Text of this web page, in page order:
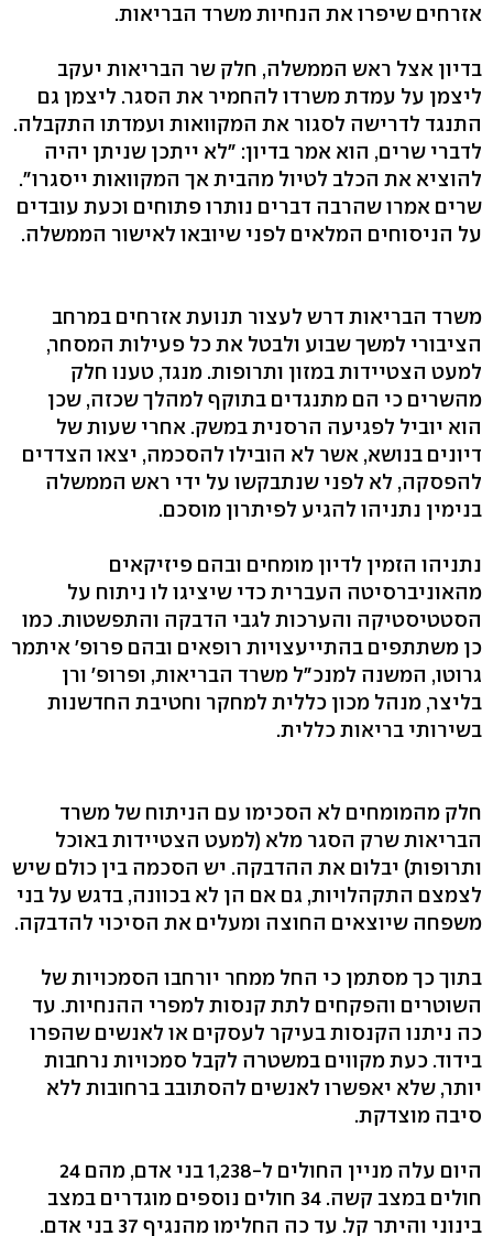
אזרחים שיפרו את הנחיות משרד הבריאות.
בדיון אצל ראש הממשלה, חלק שר הבריאות יעקב
ליצמן על עמדת משרדו להחמיר את הסגר. ליצמן גם
התנגד לדרישה לסגור את המקוואות ועמדתו התקבלה.
לדברי שרים, הוא אמר בדיון: "לא ייתכן שניתן יהיה
להוציא את הכלב לטיול מהבית אך המקוואות ייסגרו".
שרים אמרו שהרבה דברים נותרו פתוחים וכעת עובדים
על הניסוחים המלאים לפני שיובאו לאישור הממשלה.
משרד הבריאות דרש לעצור תנועת אזרחים במרחב
הציבורי למשך שבוע ולבטל את כל פעילות המסחר,
למעט הצטיידות במזון ותרופות. מנגד, טענו חלק
מהשרים כי הם מתנגדים בתוקף למהלך שכזה, שכן
הוא יוביל לפגיעה הרסנית במשק. אחרי שעות של
דיונים בנושא, אשר לא הובילו להסכמה, יצאו הצדדים
להפסקה, לא לפני שנתבקשו על ידי ראש הממשלה
בנימין נתניהו להגיע לפיתרון מוסכם.
נתניהו הזמין לדיון מומחים ובהם פיזיקאים
מהאוניברסיטה העברית כדי שיציגו לו ניתוח על
הסטטיסטיקה והערכות לגבי הדבקה והתפשטות. כמו
כן משתתפים בהתייעצויות רופאים ובהם פרופ' איתמר
גרוטו, המשנה למנכ"ל משרד הבריאות, ופרופ' ורן
בליצר, מנהל מכון כללית למחקר וחטיבת החדשנות
בשירותי בריאות כללית.
חלק מהמומחים לא הסכימו עם הניתוח של משרד
הבריאות שרק הסגר מלא (למעט הצטיידות באוכל
ותרופות) יבלום את ההדבקה. יש הסכמה בין כולם שיש
לצמצם התקהלויות, גם אם הן לא בכוונה, בדגש על בני
משפחה שיוצאים החוצה ומעלים את הסיכוי להדבקה.
בתוך כך מסתמן כי החל ממחר יורחבו הסמכויות של
השוטרים והפקחים לתת קנסות למפרי ההנחיות. עד
כה ניתנו הקנסות בעיקר לעסקים או לאנשים שהפרו
בידוד. כעת מקווים במשטרה לקבל סמכויות נרחבות
יותר, שלא יאפשרו לאנשים להסתובב ברחובות ללא
סיבה מוצדקת.
היום עלה מניין החולים ל-1,238 בני אדם, מהם 24
חולים במצב קשה. 34 חולים נוספים מוגדרים במצב
בינוני והיתר קל. עד כה החלימו מהנגיף 37 בני אדם.